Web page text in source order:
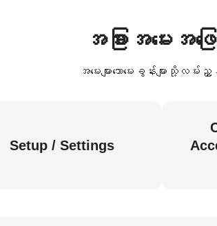
အခြားအမေးအဖြေ
အမေးများသောမေးခွန်းများသို့လမ်
Setup / Settings